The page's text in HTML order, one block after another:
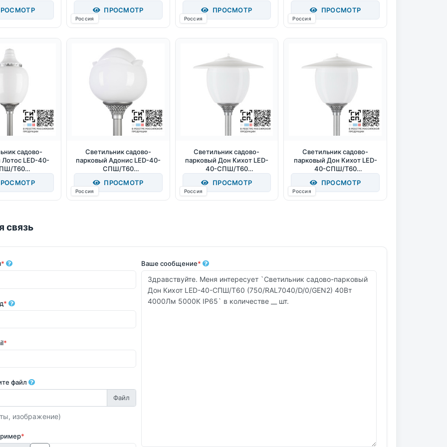
5000К IP65
40Вт 4200Лм 5000К IP65
ПРОСМОТР
Россия
40Вт 4200Лм 4000К IP65
ПРОСМОТР
Россия
40Вт 4200Лм 5000К IP65
ПРОСМОТР
Россия
садово-
Лотос LED-40-
Т60
4000К IP65
Светильник садово-
парковый Адонис LED-40-
СПШ/Т60
40Вт 3900Лм 5000К IP65
ПРОСМОТР
Россия
Светильник садово-
парковый Дон Кихот LED-
40-СПШ/Т60
40Вт 3850Лм 3000К IP65
ПРОСМОТР
Россия
Светильник садово-
парковый Дон Кихот LED-
40-СПШ/Т60
40Вт 4000Лм 4000К IP65
ПРОСМОТР
Россия
связь
*
*
*
файл
изображение)
*
Ваше сообщение*